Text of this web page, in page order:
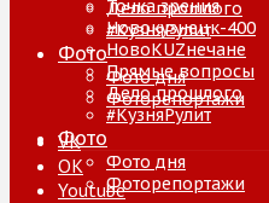
Дело прошлого
#КузняРулит
Фото
Фото дня
Фоторепортажи
VK
ОК
Youtube
Точка зрения
Новокузнецк-400
НовоKUZнечане
Прямые вопросы
Дело прошлого
#КузняРулит
Фото
Фото дня
Фоторепортажи